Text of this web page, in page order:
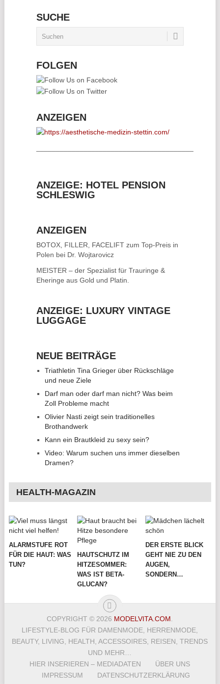
SUCHE
FOLGEN
ANZEIGEN
ANZEIGE: HOTEL PENSION
SCHLESWIG
ANZEIGEN
BOTOX, FILLER, FACELIFTzum Top-Preis in
Polen bei Dr. Wojtarovicz
MEISTER – der Spezialist für Trauringe &
Eheringe aus Gold und Platin.
ANZEIGE: LUXURY VINTAGE
LUGGAGE
NEUE BEITRÄGE
Triathletin Tina Grieger über Rückschläge
und neue Ziele
Darf man oder darf man nicht? Was beim
Zoll Probleme macht
Olivier Nasti zeigt sein traditionelles
Brothandwerk
Kann ein Brautkleid zu sexy sein?
Video: Warum suchen uns immer dieselben
Dramen?
HEALTH-MAGAZIN
ALARMSTUFE ROT
FÜR DIE HAUT: WAS
TUN?
HAUTSCHUTZ IM
HITZESOMMER:
WAS IST BETA-
GLUCAN?
DER ERSTE BLICK
GEHT NIE ZU DEN
AUGEN,
SONDERN…
COPYRIGHT © 2026 MODELVITA.COM
LIFESTYLE-BLOG FÜR DAMENMODE, HERRENMODE,
BEAUTY, LIVING, HEALTH, ACCESSOIRES, REISEN, TRENDS
UND MEHR…
HIER INSERIEREN – MEDIADATEN
ÜBER UNS
IMPRESSUM
DATENSCHUTZERKLÄRUNG